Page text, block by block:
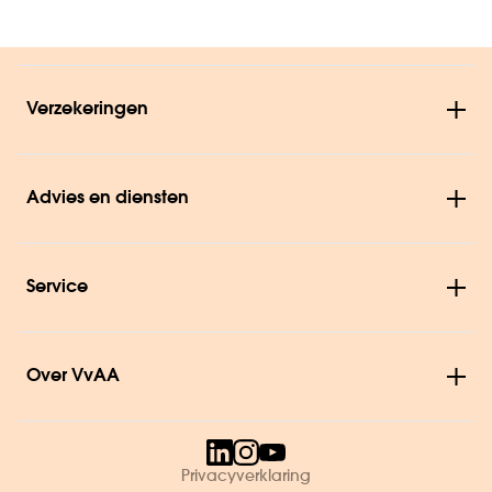
Verzekeringen
Advies en diensten
Service
Over VvAA
Privacyverklaring